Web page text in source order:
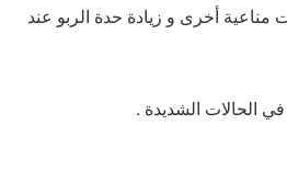
أخرى و زيادة حدة الربو عند
الحالات الشديدة .